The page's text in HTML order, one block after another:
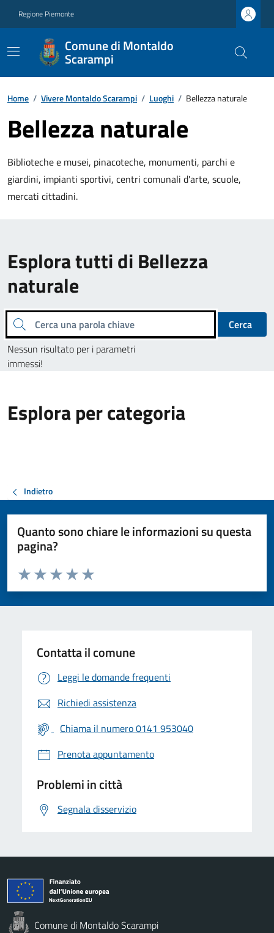
Regione Piemonte
Comune di Montaldo
Scarampi
Home / Vivere Montaldo Scarampi / Luoghi / Bellezza naturale
Bellezza naturale
Biblioteche e musei, pinacoteche, monumenti, parchi e
giardini, impianti sportivi, centri comunali d'arte, scuole,
mercati cittadini.
Esplora tutti di Bellezza
naturale
Cerca una parola chiave
Cerca
Nessun risultato per i parametri
immessi!
Esplora per categoria
Indietro
Quanto sono chiare le informazioni su questa
pagina?
Valuta da 1 a 5 stelle la pagina
Valuta 5 stelle su 5
Valuta 4 stelle su 5
Valuta 3 stelle su 5
Valuta 2 stelle su 5
Valuta 1 stelle su 5
Contatta il comune
Leggi le domande frequenti
Richiedi assistenza
Chiama il numero 0141 953040
Prenota appuntamento
Problemi in città
Segnala disservizio
Comune di Montaldo Scarampi